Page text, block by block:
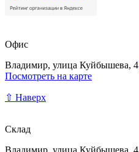
Офис
Владимир, улица Куйбышева, 4
Посмотреть на карте
⇧ Наверх
Склад
Владимир, улица Куйбышева, 4